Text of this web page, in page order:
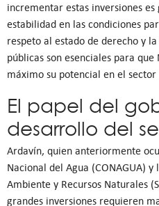
incrementar estas inversiones
estabilidad en las condiciones
respeto al estado de derecho y
públicas son esenciales para
máximo su potencial en el
El papel del
desarrollo del
Ardavín, quien anteriormente
Nacional del Agua (CONAGUA)
Ambiente y Recursos Naturales
grandes inversiones requieren